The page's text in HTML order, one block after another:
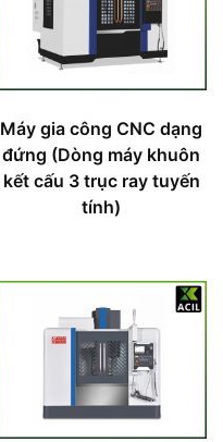
Máy gia công CNC dạng
đứng (Dòng máy khuôn
kết cấu 3 trục ray tuyến
tính)